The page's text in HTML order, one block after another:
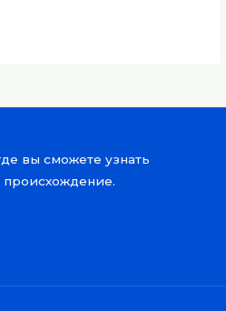
вы сможете узнать
происхождение.